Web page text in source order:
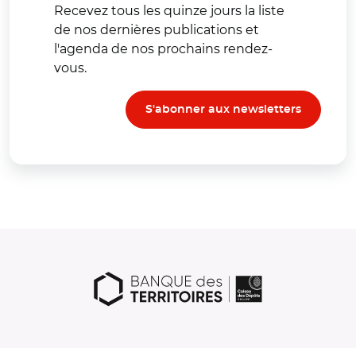
Recevez tous les quinze jours la liste
de nos dernières publications et
l'agenda de nos prochains rendez-
vous.
S'abonner aux newsletters